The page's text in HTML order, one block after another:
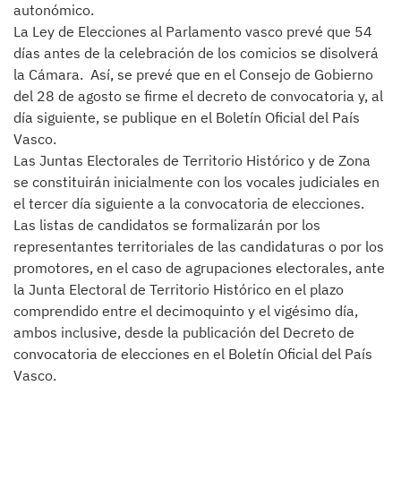
autonómico.
La Ley de Elecciones al Parlamento vasco prevé que 54
días antes de la celebración de los comicios se disolverá
la Cámara. Así, se prevé que en el Consejo de Gobierno
del 28 de agosto se firme el decreto de convocatoria y, al
día siguiente, se publique en el Boletín Oficial del País
Vasco.
Las Juntas Electorales de Territorio Histórico y de Zona
se constituirán inicialmente con los vocales judiciales en
el tercer día siguiente a la convocatoria de elecciones.
Las listas de candidatos se formalizarán por los
representantes territoriales de las candidaturas o por los
promotores, en el caso de agrupaciones electorales, ante
la Junta Electoral de Territorio Histórico en el plazo
comprendido entre el decimoquinto y el vigésimo día,
ambos inclusive, desde la publicación del Decreto de
convocatoria de elecciones en el Boletín Oficial del País
Vasco.